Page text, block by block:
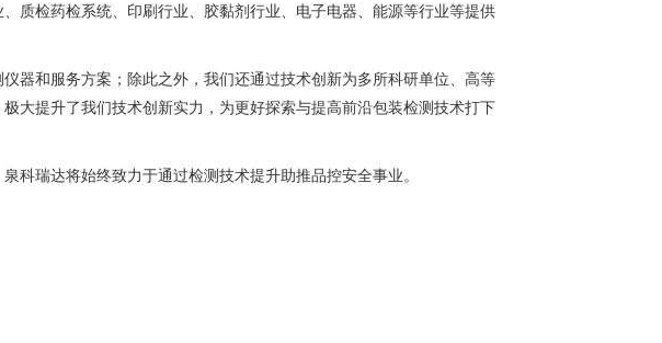
质检药检系统、印刷行业、胶黏剂行业、电子电器、能源等行业等提供
器和服务方案；除此之外，我们还通过技术创新为多所科研单位、高等
大提升了我们技术创新实力，为更好探索与提高前沿包装检测技术打下
科瑞达将始终致力于通过检测技术提升助推品控安全事业。